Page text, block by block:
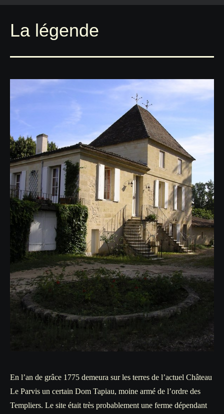
La légende
En l’an de grâce 1775 demeura sur les terres de l’actuel Château
Le Parvis un certain Dom Tapiau, moine armé de l’ordre des
Templiers. Le site était très probablement une ferme dépendant